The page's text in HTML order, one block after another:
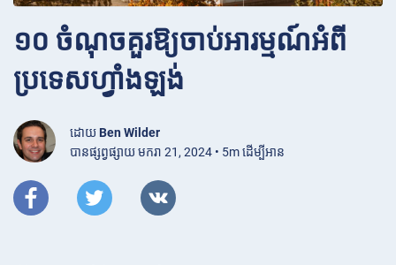
១០ ចំណុចគួរឱ្យចាប់អារម្មណ៍អំពី
ប្រទេសហ្វាំងឡង់
ដោយ Ben Wilder
បានផ្សព្វផ្សាយ មករា 21, 2024 • 5m ដើម្បីអាន